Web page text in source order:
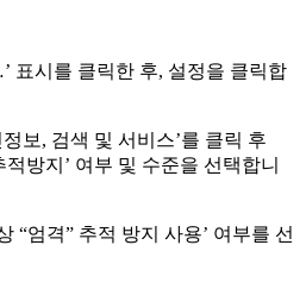
표시를 클릭한 후, 설정을 클릭합
보, 검색 및 서비스’를 클릭 후
적방지’ 여부 및 수준을 선택합니
“엄격” 추적 방지 사용’ 여부를 선